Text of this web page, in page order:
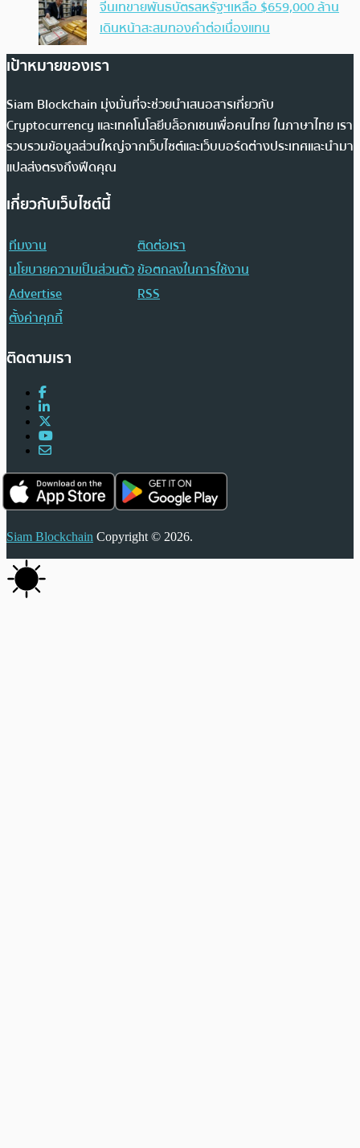
จีนเทขายพันธบัตรสหรัฐฯเหลือ $659,000 ล้าน
เดินหน้าสะสมทองคำต่อเนื่องแทน
เป้าหมายของเรา
Siam Blockchain มุ่งมั่นที่จะช่วยนำเสนอสารเกี่ยวกับ
Cryptocurrency และเทคโนโลยีบล็อกเชนเพื่อคนไทย ในภาษาไทย เรา
รวบรวมข้อมูลส่วนใหญ่จากเว็บไซต์และเว็บบอร์ดต่างประเทศและนำมา
แปลส่งตรงถึงฟีดคุณ
เกี่ยวกับเว็บไซต์นี้
ทีมงาน
ติดต่อเรา
นโยบายความเป็นส่วนตัวข้อตกลงในการใช้งาน
Advertise
RSS
ตั้งค่าคุกกี้
ติดตามเรา
Siam Blockchain Copyright © 2026.